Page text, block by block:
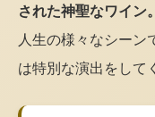
された神聖なワイン。
人生の様々なシーン
は特別な演出をして